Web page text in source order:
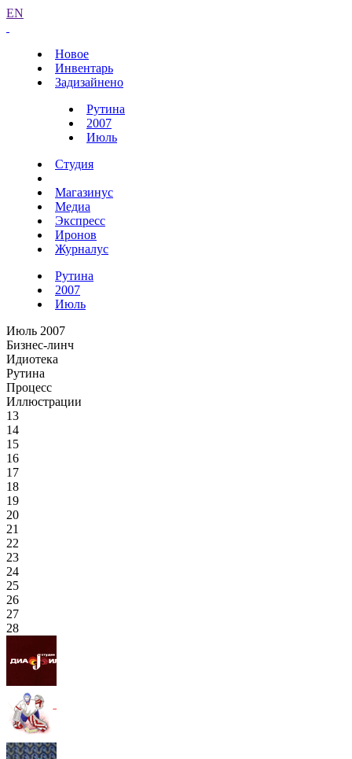
EN
Новое
Инвентарь
Задизайнено
Рутина
2007
Июль
Студия
Магазинус
Медиа
Экспресс
Иронов
Журналус
Рутина
2007
Июль
Июль 2007
Бизнес-линч
Идиотека
Рутина
Процесс
Иллюстрации
13
14
15
16
17
18
19
20
21
22
23
24
25
26
27
28